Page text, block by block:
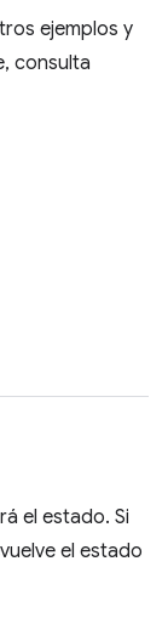
ejemplos y
consulta
el estado. Si
el estado